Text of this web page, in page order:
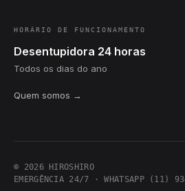
HORÁRIO DE FUNCIONAMENTO
Desentupidora 24 horas
Todos os dias do ano
Quem somos →
© 2026 HIROSHIRO
EMERGÊNCIA 24/7 · WHATSAPP (11)